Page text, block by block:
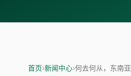
首页›新闻中心›何去何从，东南